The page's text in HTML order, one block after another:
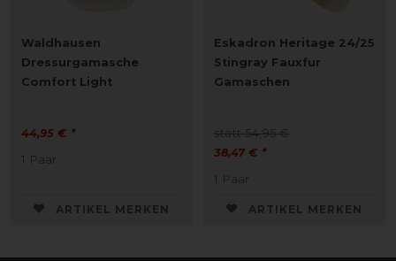
Waldhausen
Dressurgamasche
Comfort Light
44,95 € *
1 Paar
ARTIKEL MERKEN
Eskadron Heritage 24/25
Stingray Fauxfur
Gamaschen
statt 54,95 €
38,47 € *
1 Paar
ARTIKEL MERKEN